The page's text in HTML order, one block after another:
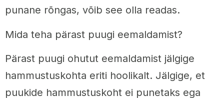
punane rõngas, võib see olla readas.
Mida teha pärast puugi eemaldamist?
Pärast puugi ohutut eemaldamist jälgige
hammustuskohta eriti hoolikalt. Jälgige, et
puukide hammustuskoht ei punetaks ega